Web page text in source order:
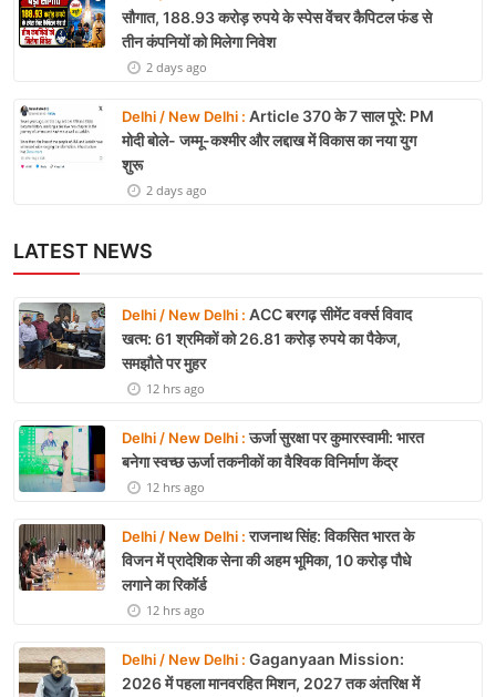
सौगात, 188.93 करोड़ रुपये के स्पेस वेंचर कैपिटल फंड से
तीन कंपनियों को मिलेगा निवेश
2 days ago
Delhi / New Delhi : Article 370 के 7 साल पूरे: PM
मोदी बोले- जम्मू-कश्मीर और लद्दाख में विकास का नया युग
शुरू
2 days ago
LATEST NEWS
Delhi / New Delhi : ACC बरगढ़ सीमेंट वर्क्स विवाद
खत्म: 61 श्रमिकों को 26.81 करोड़ रुपये का पैकेज,
समझौते पर मुहर
12 hrs ago
Delhi / New Delhi :ऊर्जा सुरक्षा पर कुमारस्वामी: भारत
बनेगा स्वच्छ ऊर्जा तकनीकों का वैश्विक विनिर्माण केंद्र
12 hrs ago
Delhi / New Delhi :राजनाथ सिंह: विकसित भारत के
विजन में प्रादेशिक सेना की अहम भूमिका, 10 करोड़ पौधे
लगाने का रिकॉर्ड
12 hrs ago
Delhi / New Delhi : Gaganyaan Mission:
2026 में पहला मानवरहित मिशन, 2027 तक अंतरिक्ष में